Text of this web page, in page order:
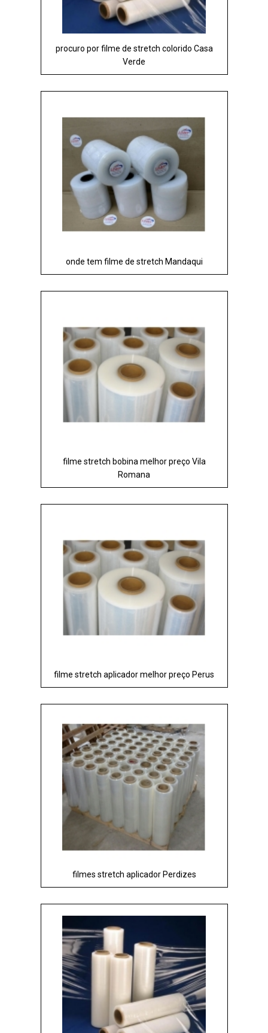
procuro por filme de stretch colorido Casa
Verde
onde tem filme de stretch Mandaqui
filme stretch bobina melhor preço Vila
Romana
filme stretch aplicador melhor preço Perus
filmes stretch aplicador Perdizes